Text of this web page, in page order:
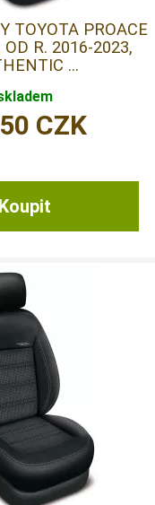
TOYOTA PROACE
OD R. 2016-2023,
...
CZK